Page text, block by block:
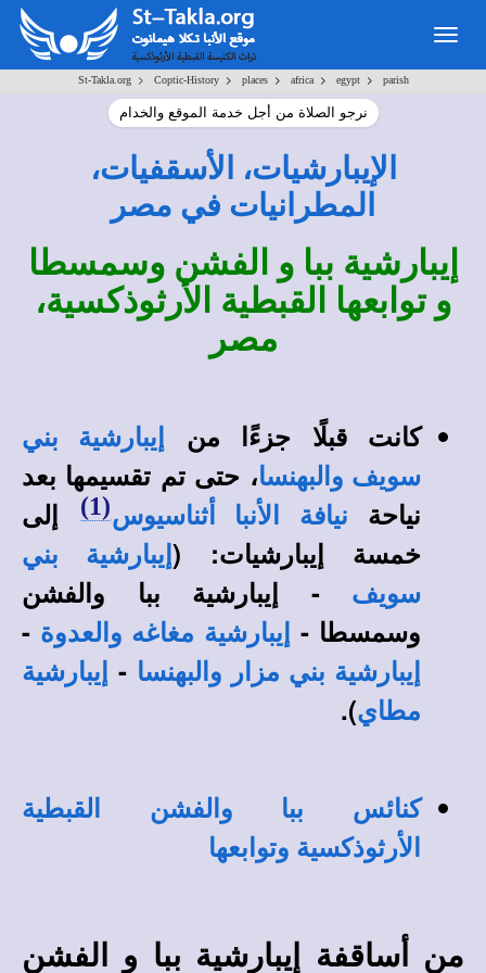
St-Takla.org> Coptic-History> places> africa> egypt> parish
نرجو الصلاة من أجل خدمة الموقع والخدام
الإيبارشيات، الأسقفيات،
المطرانيات في مصر
إيبارشية ببا و الفشن وسمسطا
و توابعها القبطية الأرثوذكسية،
مصر
كانت قبلًا جزءًا من
إيبارشية بني
سويف والبهنسا، حتى تم تقسيمها بعد
نياحة
نيافة الأنبا أثناسيوس(1)
إلى
خمسة إيبارشيات: (إيبارشية بني
سويف
- إيبارشية ببا والفشن
وسمسطا -
إيبارشية مغاغه والعدوة -
إيبارشية بني مزار والبهنسا -
إيبارشية
مطاي).
كنائس ببا والفشن القبطية
الأرثوذكسية وتوابعها
من أساقفة إيبارشية ببا و الفشن